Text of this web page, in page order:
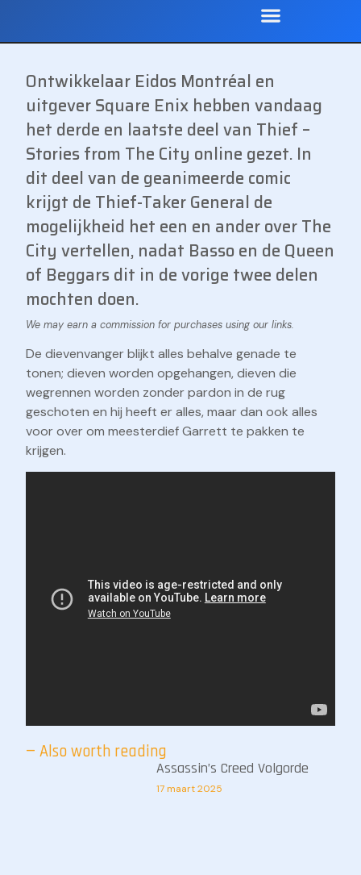
Ontwikkelaar Eidos Montréal en
uitgever Square Enix hebben vandaag
het derde en laatste deel van Thief –
Stories from The City online gezet. In
dit deel van de geanimeerde comic
krijgt de Thief-Taker General de
mogelijkheid het een en ander over The
City vertellen, nadat Basso en de Queen
of Beggars dit in de vorige twee delen
mochten doen.
De dievenvanger blijkt alles behalve genade te
tonen; dieven worden opgehangen, dieven die
wegrennen worden zonder pardon in de rug
geschoten en hij heeft er alles, maar dan ook alles
voor over om meesterdief Garrett te pakken te
krijgen.
— Also worth reading
Assassin’s Creed Volgorde
17 maart 2025